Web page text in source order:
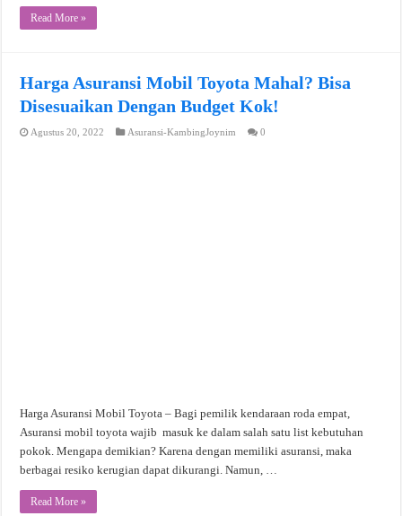
Read More »
Harga Asuransi Mobil Toyota Mahal? Bisa
Disesuaikan Dengan Budget Kok!
Agustus 20, 2022 Asuransi-KambingJoynim 0
Harga Asuransi Mobil Toyota – Bagi pemilik kendaraan roda empat,
Asuransi mobil toyota wajib masuk ke dalam salah satu list kebutuhan
pokok. Mengapa demikian? Karena dengan memiliki asuransi, maka
berbagai resiko kerugian dapat dikurangi. Namun, …
Read More »